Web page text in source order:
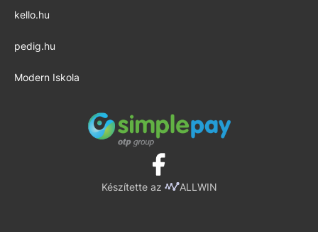
kello.hu
pedig.hu
Modern Iskola
Készítette az ALLWIN